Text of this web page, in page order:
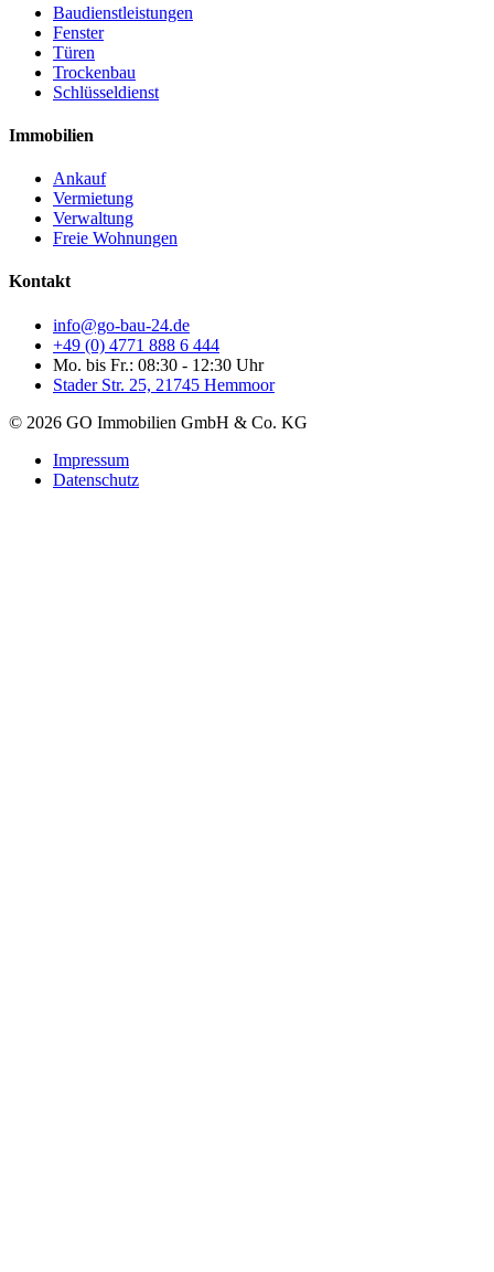
Baudienstleistungen
Fenster
Türen
Trockenbau
Schlüsseldienst
Immobilien
Ankauf
Vermietung
Verwaltung
Freie Wohnungen
Kontakt
info@go-bau-24.de
+49 (0) 4771 888 6 444
Mo. bis Fr.: 08:30 - 12:30 Uhr
Stader Str. 25, 21745 Hemmoor
© 2026 GO Immobilien GmbH & Co. KG
Impressum
Datenschutz